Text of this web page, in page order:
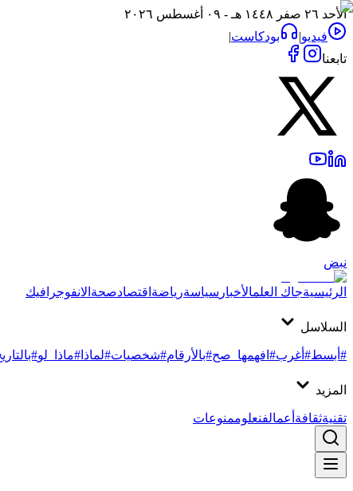
الأحد ٢٦ صفر ١٤٤٨ هـ - ٠٩ أغسطس ٢٠٢٦
فيديو| بودكاست|
تابعنا
نبض
الرئيسيةجاك العلمالأخبار سياسةرياضة اقتصادصحة الانفوجرافيك
السلاسل
#أبسط#أغرب#افهمها_صح#بالأرقام#شخصيات#لماذا #ماذا_لو
المزيد
تقنيةثقافة أعمالفنعلوممنوعات